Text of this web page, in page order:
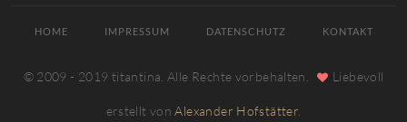
HOME
IMPRESSUM DATENSCHUTZ KONTAKT
© 2009 - 2019 titantina. Alle Rechte vorbehalten. Liebevoll
erstellt vonAlexander Hofstätter